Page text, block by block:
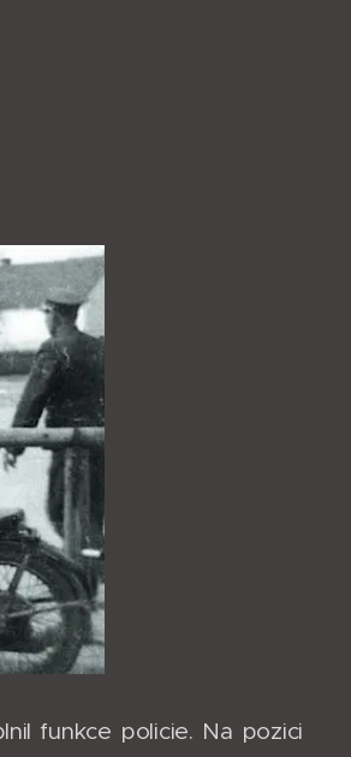
funkce policie. Na pozici